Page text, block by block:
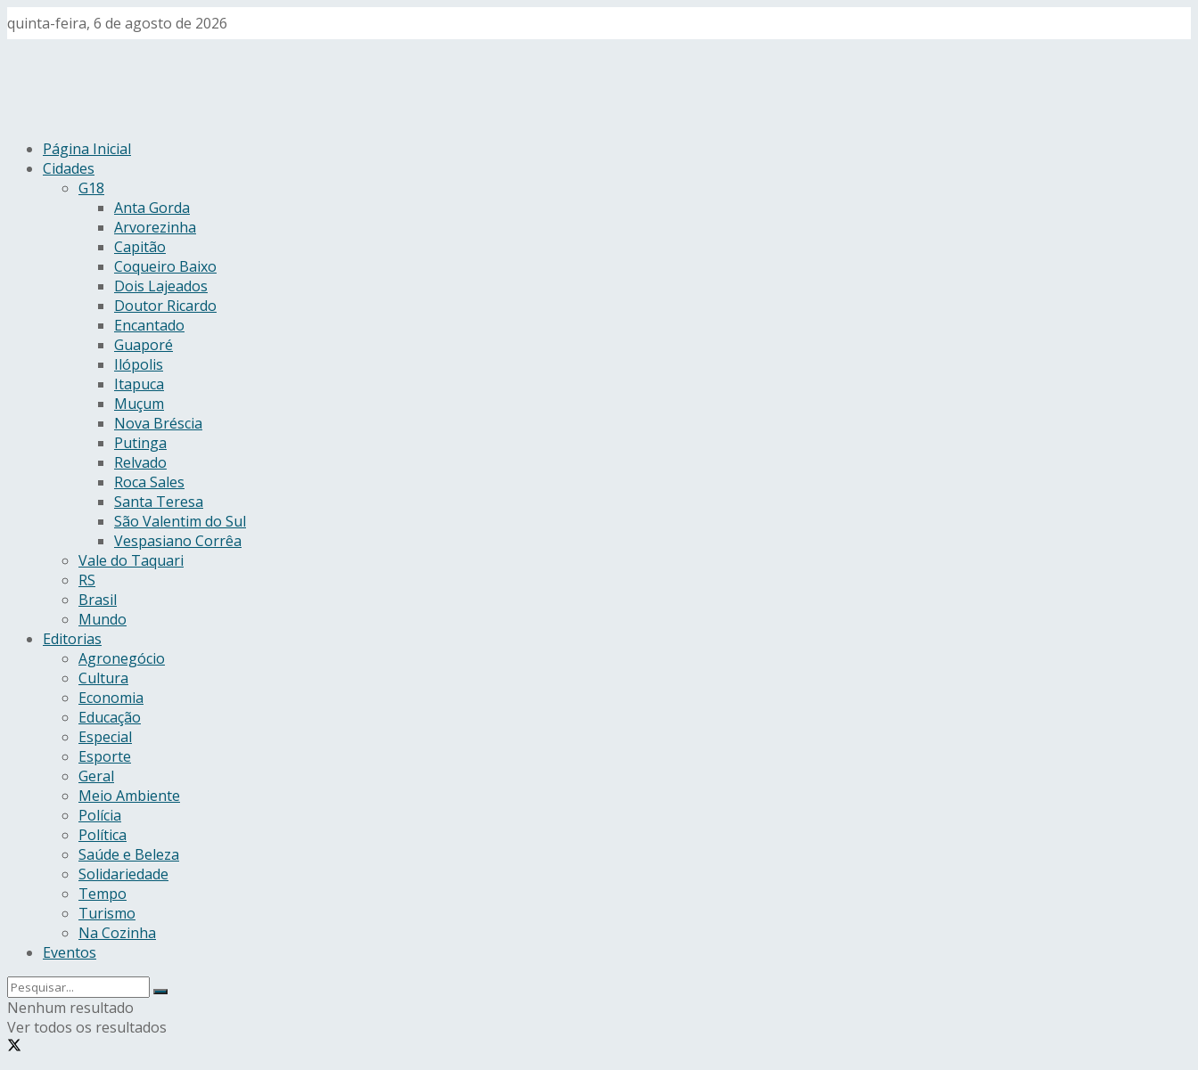
quinta-feira, 6 de agosto de 2026
Página Inicial
Cidades
G18
Anta Gorda
Arvorezinha
Capitão
Coqueiro Baixo
Dois Lajeados
Doutor Ricardo
Encantado
Guaporé
Ilópolis
Itapuca
Muçum
Nova Bréscia
Putinga
Relvado
Roca Sales
Santa Teresa
São Valentim do Sul
Vespasiano Corrêa
Vale do Taquari
RS
Brasil
Mundo
Editorias
Agronegócio
Cultura
Economia
Educação
Especial
Esporte
Geral
Meio Ambiente
Polícia
Política
Saúde e Beleza
Solidariedade
Tempo
Turismo
Na Cozinha
Eventos
Nenhum resultado
Ver todos os resultados